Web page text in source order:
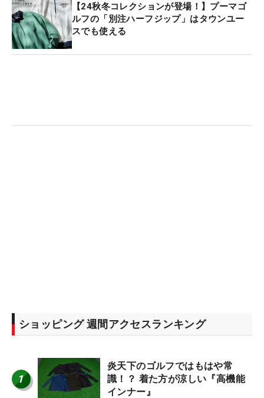
【24秋冬コレクションが登場！】プーマゴ
ルフの「別注ハーフジップ」はタウンユー
スでも使える
ショッピング 週間アクセスランキング
1
炎天下のゴルフではもはや常
識！？ 着た方が涼しい『高機能
インナー』